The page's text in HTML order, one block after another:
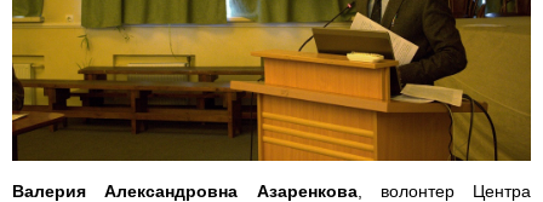
Валерия Александровна Азаренкова, волонтер Центра